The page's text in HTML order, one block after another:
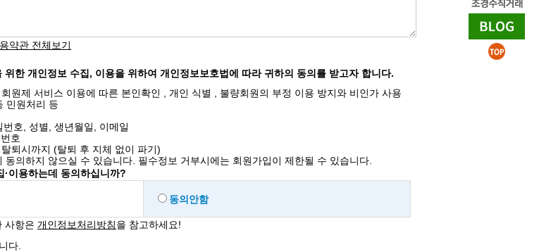
약관 전체보기
위한 개인정보 수집, 이용을 위하여 개인정보보호법에 따라 귀하의 동의를 받고자 합니다.
원제 서비스 이용에 따른 본인확인 , 개인 식별 , 불량회원의 부정 이용 방지와 비인가 사용
민원처리 등
호, 성별, 생년월일, 이메일
호
퇴시까지 (탈퇴 후 지체 없이 파기)
동의하지 않으실 수 있습니다. 필수정보 거부시에는 회원가입이 제한될 수 있습니다.
이용하는데 동의하십니까?
동의안함
사항은 개인정보처리방침을 참고하세요!
다.